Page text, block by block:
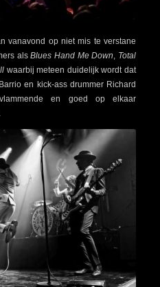
vanavond op niet mis te verstane
alsBlues Hand Me Down
Total
waarbij meteen duidelijk wordt dat
en kick-ass drummer Richard
en goed op elkaar